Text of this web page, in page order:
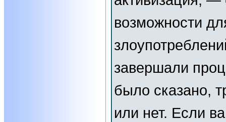
возможности
завершали
было сказано,
или нет. Если